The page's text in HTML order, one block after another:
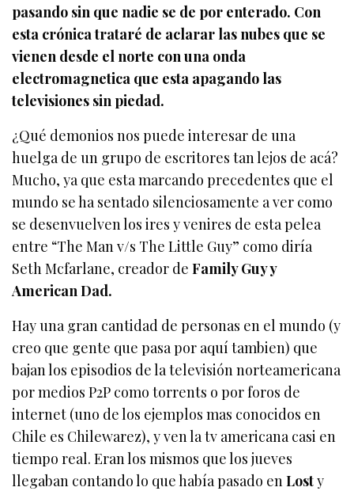
pasando sin que nadie se de por enterado. Con
esta crónica trataré de aclarar las nubes que se
vienen desde el norte con una onda
electromagnetica que esta apagando las
televisiones sin piedad.
¿Qué demonios nos puede interesar de una
huelga de un grupo de escritores tan lejos de acá?
Mucho, ya que esta marcando precedentes que el
mundo se ha sentado silenciosamente a ver como
se desenvuelven los ires y venires de esta pelea
entre “The Man v/s The Little Guy” como diría
Seth Mcfarlane, creador deFamily Guy y
American Dad.
Hay una gran cantidad de personas en el mundo (y
creo que gente que pasa por aquí tambien) que
bajan los episodios de la televisión norteamericana
por medios P2P como torrents o por foros de
internet (uno de los ejemplos mas conocidos en
Chile es Chilewarez), y ven la tv americana casi en
tiempo real. Eran los mismos que los jueves
llegaban contando lo que había pasado enLosty